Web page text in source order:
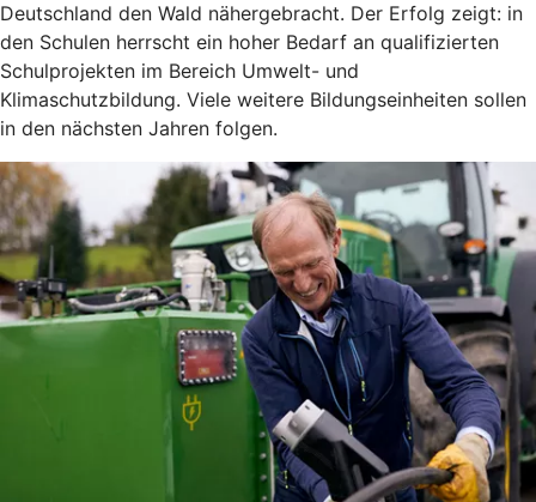
Deutschland den Wald nähergebracht. Der Erfolg zeigt: in
den Schulen herrscht ein hoher Bedarf an qualifizierten
Schulprojekten im Bereich Umwelt- und
Klimaschutzbildung. Viele weitere Bildungseinheiten sollen
in den nächsten Jahren folgen.